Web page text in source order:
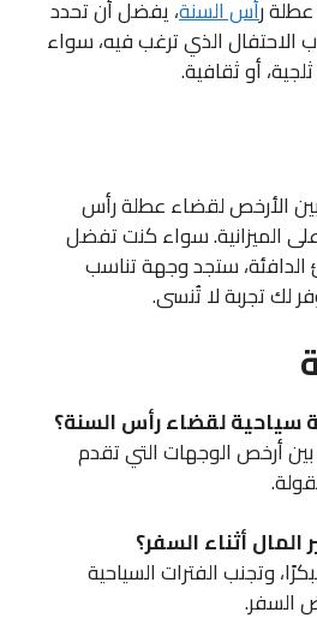
رأس السنة، يفضل أن تحدد
الاحتفال الذي ترغب فيه، سواء
أو ثقافية.
الأرخص لقضاء عطلة رأس
على الميزانية. سواء كنت تفضل
الدافئة، ستجد وجهة تناسب
لك تجربة لا تُنسى.
أرخص الوجهات التي تقدم
وتجنب الفترات السياحية
السفر.